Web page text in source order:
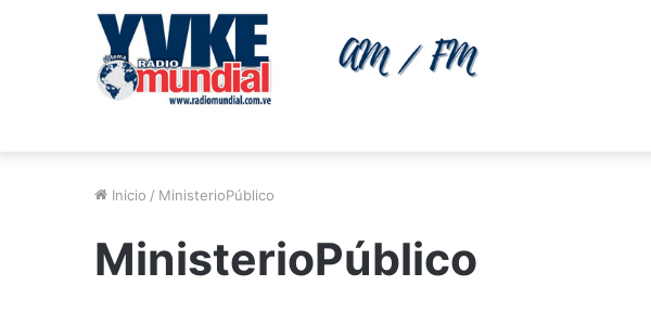
Inicio / MinisterioPúblico
MinisterioPúblico